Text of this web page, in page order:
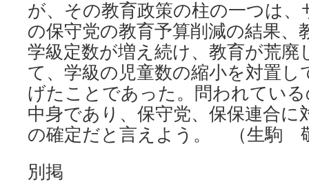
が、その教育政策の柱の一つは、
の保守党の教育予算削減の結果、
学級定数が増え続け、教育が荒
て、学級の児童数の縮小を対置し
げたことであった。問われてい
中身であり、保守党、保保連合に
の確定だと言えよう。 （生駒
別掲